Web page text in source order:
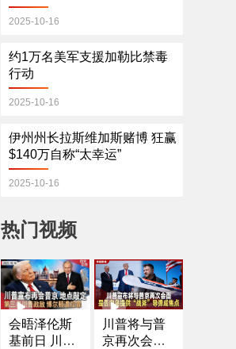
2025-10-16
约1万名美军支援加勒比禁毒
行动
2025-10-16
伊州州长拉斯维加斯赌博 狂赢
$140万自称“太幸运”
2025-10-16
热门视频
会晤泽伦斯
基前日 川普
川普将与普
京再次会面